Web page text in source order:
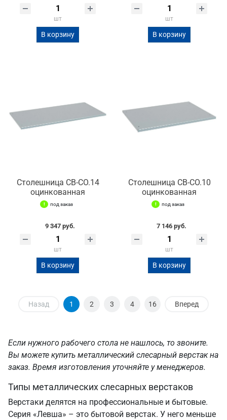
шт
В корзину
шт
В корзину
Столешница СВ-СО.14
оцинкованная
под заказ
9 347 руб.
шт
В корзину
Столешница СВ-СО.10
оцинкованная
под заказ
7 146 руб.
шт
В корзину
Назад 1 2 3 4 16 Вперед
Если нужного рабочего стола не нашлось, то звоните.
Вы можете купить металлический слесарный верстак на
заказ. Время изготовления уточняйте у менеджеров.
Типы металлических слесарных верстаков
Верстаки делятся на профессиональные и бытовые.
Серия «Левша» – это бытовой верстак. У него меньше